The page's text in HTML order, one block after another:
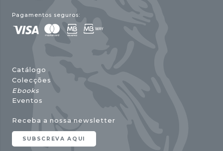
Pagamentos seguros:
Catálogo
Colecções
Ebooks
Eventos
Receba a nossa newsletter
SUBSCREVA AQUI